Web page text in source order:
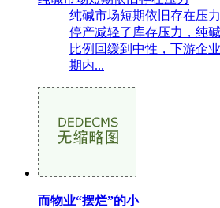
纯碱市场短期依旧存在压
停产减轻了库存压力，纯
比例回缓到中性，下游企
期内...
而物业“摆烂”的小